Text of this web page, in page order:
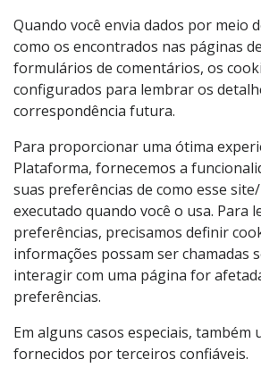
Quando você envia dados por meio
como os encontrados nas páginas
formulários de comentários, os
configurados para lembrar os
correspondência futura.
Para proporcionar uma ótima
Plataforma, fornecemos a
suas preferências de como esse
executado quando você o usa. Para
preferências, precisamos definir
informações possam ser chamadas
interagir com uma página for
preferências.
Em alguns casos especiais, também
fornecidos por terceiros confiáveis.